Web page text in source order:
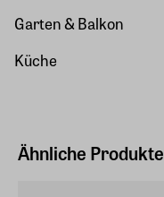
Garten & Balkon
Küche
Ähnliche Produkte